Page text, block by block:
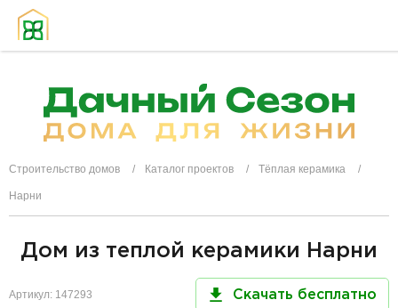
Строительство домов Каталог проектов Тёплая керамика
Нарни
Дом из теплой керамики Нарни
Артикул: 147293 Скачать бесплатно